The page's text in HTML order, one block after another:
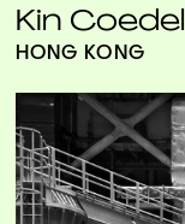
Kin Coedel
HONG KONG